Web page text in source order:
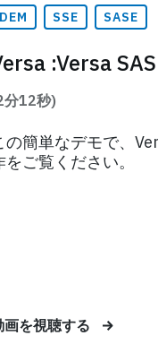
DEM SSE SASE
:Versa
分12秒)
の簡単なデモで、
をご覧ください。
画を視聴する